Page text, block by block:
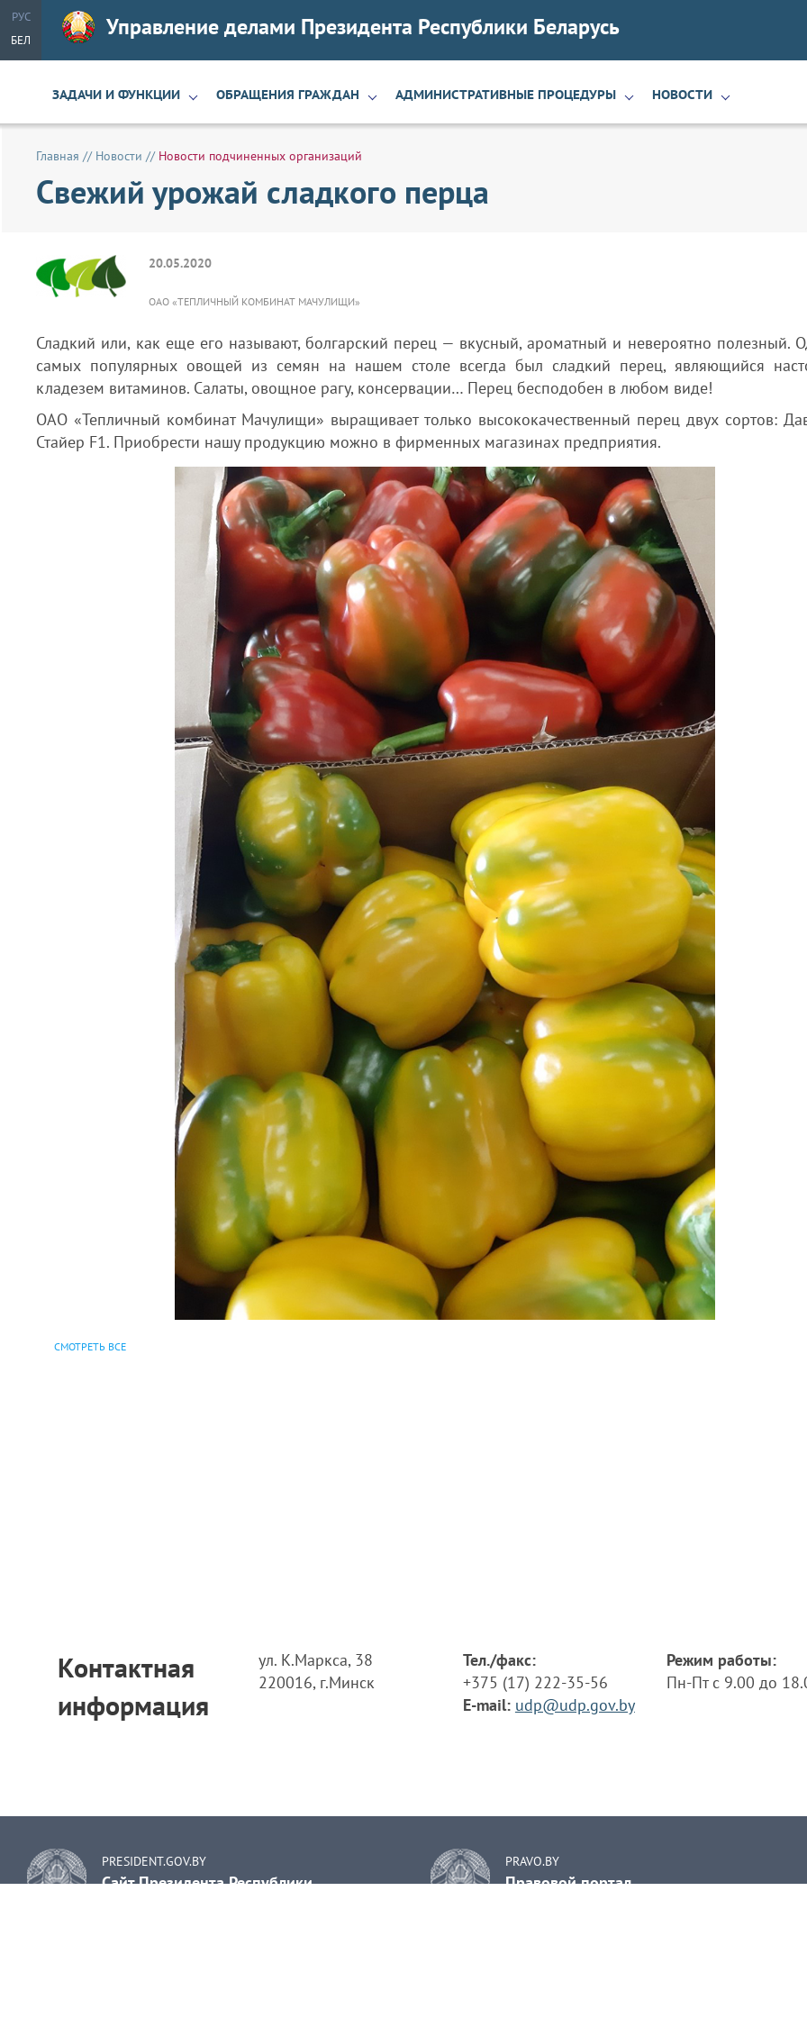
РУС
БЕЛ
Управление делами Президента Республики Беларусь
ЗАДАЧИ И ФУНКЦИИ ОБРАЩЕНИЯ ГРАЖДАН АДМИНИСТРАТИВНЫЕ ПРОЦЕДУРЫ НОВОСТИ
Главная // Новости // Новости подчиненных организаций
Свежий урожай сладкого перца
20.05.2020
ОАО «ТЕПЛИЧНЫЙ КОМБИНАТ МАЧУЛИЩИ»
Сладкий или, как еще его называют, болгарский перец — вкусный, ароматный и невероятно полезный.
самых популярных овощей из семян на нашем столе всегда был сладкий перец, являющийся
кладезем витаминов. Салаты, овощное рагу, консервации… Перец бесподобен в любом виде!
ОАО «Тепличный комбинат Мачулищи» выращивает только высококачественный перец двух сортов:
Стайер F1. Приобрести нашу продукцию можно в фирменных магазинах предприятия.
СМОТРЕТЬ ВСЕ
Контактная
информация
ул. К.Маркса, 38
220016, г.Минск
Тел./факс:
+375 (17) 222-35-56
E-mail: udp@udp.gov.by
Режим работы:
Пн-Пт с 9.00 до
PRESIDENT.GOV.BY
Сайт Президента Республики
PRAVO.BY
Правовой портал